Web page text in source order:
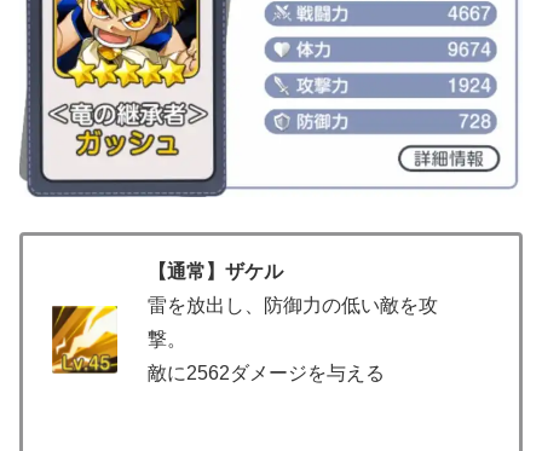
【通常】ザケル
雷を放出し、防御力の低い敵を攻
撃。
敵に2562ダメージを与える